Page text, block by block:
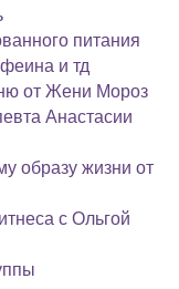
питания
и тд
от Жени Мороз
Анастасии
образу жизни от
с Ольгой